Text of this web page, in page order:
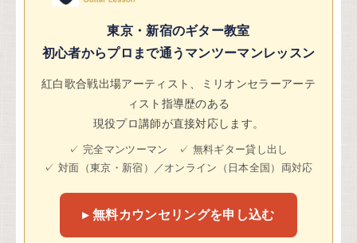
東京・新宿のギター教室
初心者からプロまで通うマンツーマンレッスン
紅白歌合戦出場アーティスト、ミリオンセラーアーテ
ィスト指導歴のある
現役プロ講師が直接対応します。
✓ 完全マンツーマン ✓ 無料ギター貸し出し
✓ 対面（東京・新宿）／オンライン（日本全国）両対応
▸ 無料カウンセリングを申し込む